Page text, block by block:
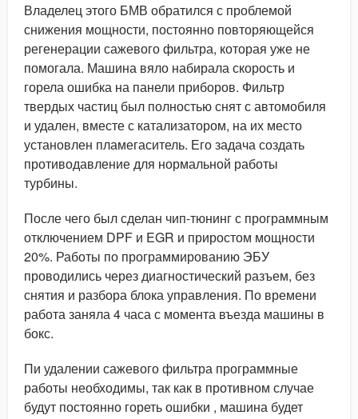
Владелец этого БМВ обратился с проблемой
снижения мощности, постоянно повторяющейся
регенерации сажевого фильтра, которая уже не
помогала. Машина вяло набирала скорость и
горела ошибка на панели приборов. Фильтр
твердых частиц был полностью снят с автомобиля
и удален, вместе с катализатором, на их место
установлен пламегаситель. Его задача создать
противодавление для нормальной работы
турбины.
После чего был сделан чип-тюнинг с программным
отключением DPF и EGR и приростом мощности
20%. Работы по программированию ЭБУ
проводились через диагностический разъем, без
снятия и разбора блока управления. По времени
работа заняла 4 часа с момента въезда машины в
бокс.
Пи удалении сажевого фильтра программные
работы необходимы, так как в противном случае
будут постоянно гореть ошибки , машина будет